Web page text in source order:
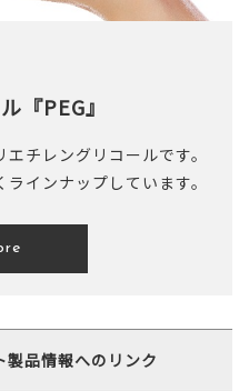
『PEG』
チレングリコールです。
インナップしています。
品情報へのリンク